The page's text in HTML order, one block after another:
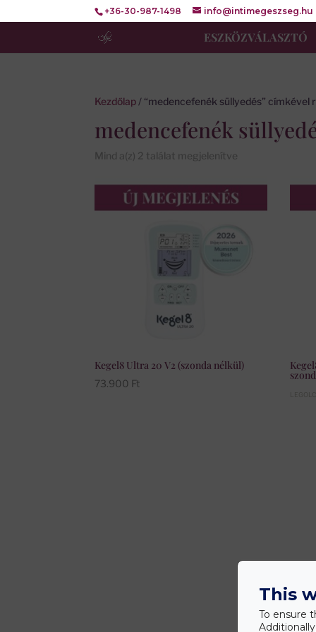
+36-30-987-1498 info@intimegeszseg.hu
ESZKÖZVÁLASZTÓ
Kezdőlap / “medencefenék süllyedés” címkével
medencefenék
Mind a(z) 2 találat megjelenítve
Kegel8 Ultra 20 V2 (szonda nélkül)
73.900 Ft
This
To ensure